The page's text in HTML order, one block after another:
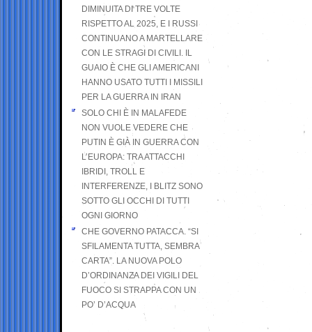
DIMINUITA DI TRE VOLTE
RISPETTO AL 2025, E I RUSSI
CONTINUANO A MARTELLARE
CON LE STRAGI DI CIVILI. IL
GUAIO È CHE GLI AMERICANI
HANNO USATO TUTTI I MISSILI
PER LA GUERRA IN IRAN
SOLO CHI È IN MALAFEDE
NON VUOLE VEDERE CHE
PUTIN È GIÀ IN GUERRA CON
L’EUROPA: TRA ATTACCHI
IBRIDI, TROLL E
INTERFERENZE, I BLITZ SONO
SOTTO GLI OCCHI DI TUTTI
OGNI GIORNO
CHE GOVERNO PATACCA. “SI
SFILAMENTA TUTTA, SEMBRA
CARTA”. LA NUOVA POLO
D’ORDINANZA DEI VIGILI DEL
FUOCO SI STRAPPA CON UN
PO’ D’ACQUA